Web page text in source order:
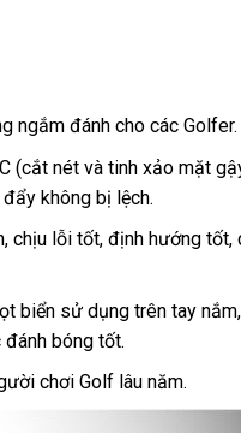
ngắm đánh cho các Golfer.
(cắt nét và tinh xảo mặt
không bị lệch.
chịu lỗi tốt, định hướng tốt,
biển sử dụng trên tay
bóng tốt.
chơi Golf lâu năm.